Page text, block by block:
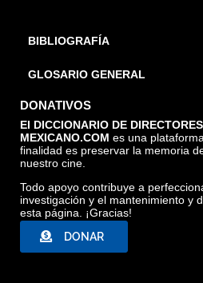
BIBLIOGRAFÍA
GLOSARIO GENERAL
DONATIVOS
El DICCIONARIO DE
MEXICANO.COM es una
finalidad es preservar la memoria
nuestro cine.
Todo apoyo contribuye a
investigación y el mantenimiento y
esta página. ¡Gracias!
DONAR